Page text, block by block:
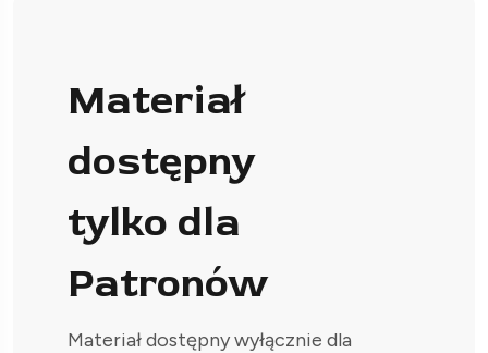
Materiał
dostępny
tylko dla
Patronów
Materiał dostępny wyłącznie dla